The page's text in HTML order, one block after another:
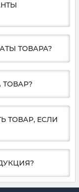
ТОВАРА?
ТОВАР, ЕСЛИ